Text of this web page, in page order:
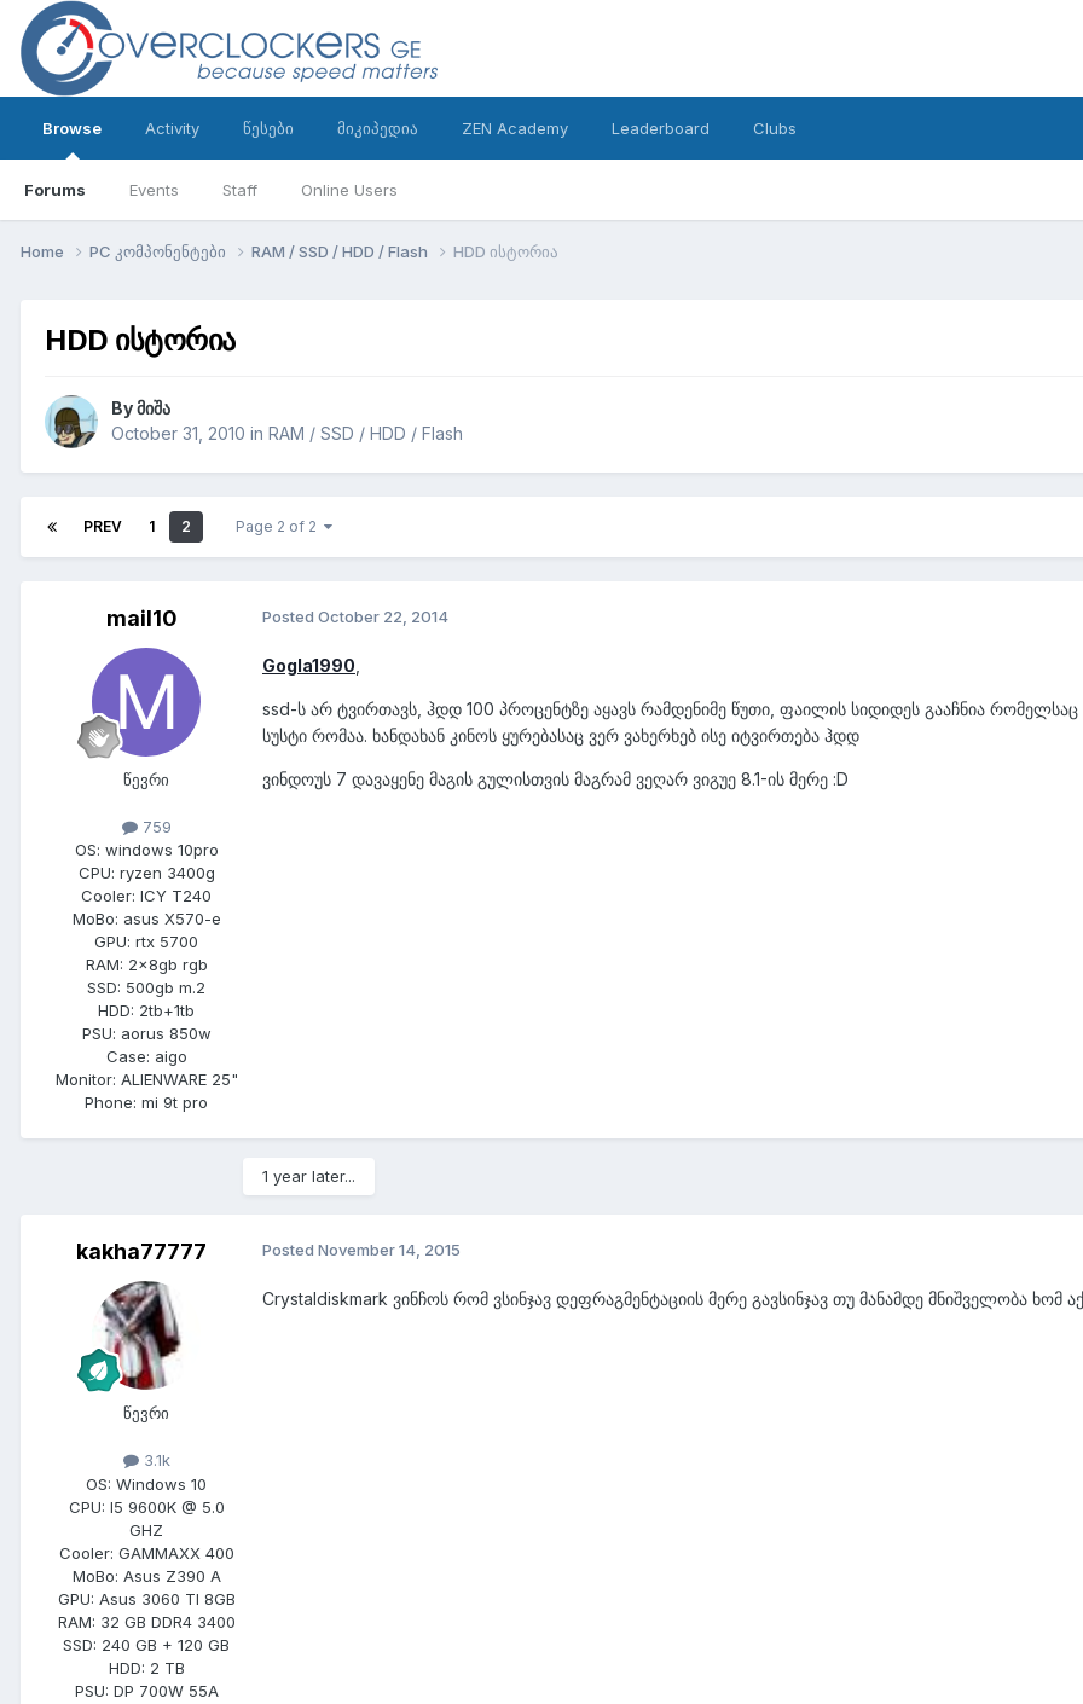
Browse
Forums Events Staff Online Users
Activity წესები მიკიპედია ZEN Academy Leaderboard Clubs
Home PC კომპონენტები RAM / SSD / HDD / Flash HDD ისტორია
HDD ისტორია
Byმიშა
October 31, 2010 in RAM / SSD / HDD / Flash
PREV 1 2 Page 2 of 2
mail10
წევრი
759
OS: windows 10pro
CPU: ryzen 3400g
Cooler: ICY T240
MoBo: asus X570-e
GPU: rtx 5700
RAM: 2x8gb rgb
SSD: 500gb m.2
HDD: 2tb+1tb
PSU: aorus 850w
Case: aigo
Monitor: ALIENWARE 25"
Phone: mi 9t pro
Posted October 22, 2014
Gogla1990
ssd-ს არ ტვირთავს, ჰდდ 100 პროცენტზე აყავს რამდენიმე წუთი, ფაილის სიდიდეს გააჩნია
სუსტი რომაა. ხანდახან კინოს ყურებასაც ვერ ვახერხებ ისე იტვირთება ჰდდ
ვინდოუს 7 დავაყენე მაგის გულისთვის მაგრამ ვეღარ ვიგუე 8.1-ის მერე :D
1 year later...
kakha77777
წევრი
3.1k
OS: Windows 10
CPU: I5 9600K @ 5.0
GHZ
Cooler: GAMMAXX 400
MoBo: Asus Z390 A
GPU: Asus 3060 TI 8GB
RAM: 32 GB DDR4 3400
SSD: 240 GB + 120 GB
HDD: 2 TB
PSU: DP 700W 55A
Posted November 14, 2015
Crystaldiskmark ვინჩოს რომ ვსინჯავ დეფრაგმენტაციის მერე გავსინჯავ თუ მანამდე მნიშველობა ხომ